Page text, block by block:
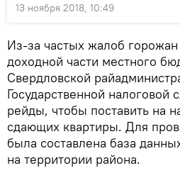
13 ноября 2018, 10:49
Из-за частых жалоб
доходной части местного
Свердловской
Государственной налоговой
рейды, чтобы поставить на
сдающих квартиры. Для
была составлена база
на территории района.